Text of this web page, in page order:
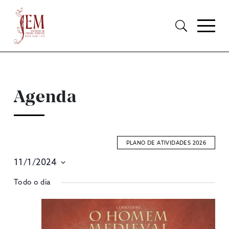
Agenda
PLANO DE ATIVIDADES 2026
11/1/2024
data
Todo o dia